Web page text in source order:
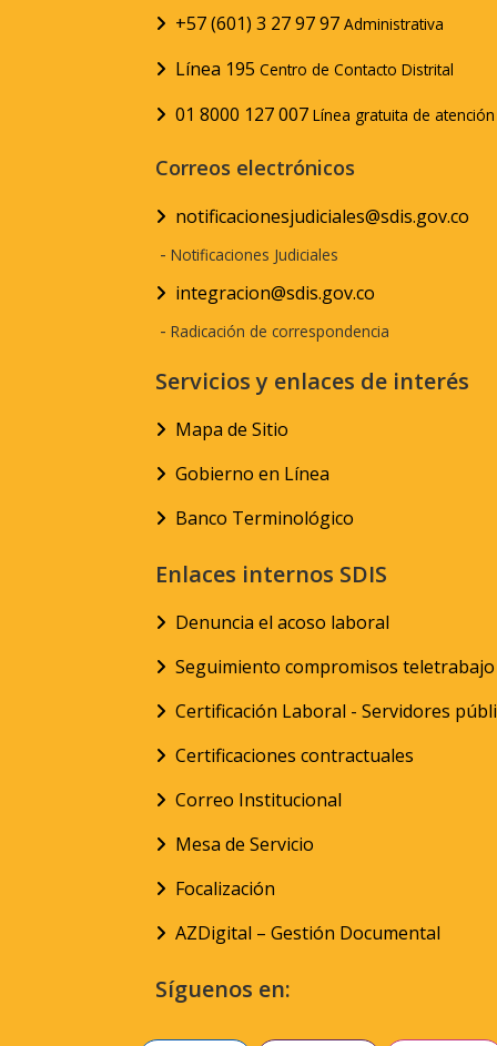
+57 (601) 3 27 97 97 Administrativa
Línea 195 Centro de Contacto Distrital
01 8000 127 007 Línea gratuita de
Correos electrónicos
notificacionesjudiciales@sdis.gov.co
- Notificaciones Judiciales
integracion@sdis.gov.co
- Radicación de correspondencia
Servicios y enlaces de interés
Mapa de Sitio
Gobierno en Línea
Banco Terminológico
Enlaces internos SDIS
Denuncia el acoso laboral
Seguimiento compromisos teletrabajo
Certificación Laboral - Servidores
Certificaciones contractuales
Correo Institucional
Mesa de Servicio
Focalización
AZDigital – Gestión Documental
Síguenos en: